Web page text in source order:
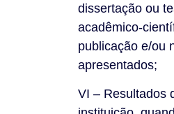
dissertação ou
acadêmico-
publicação e/ou
apresentados;
VI – Resultados